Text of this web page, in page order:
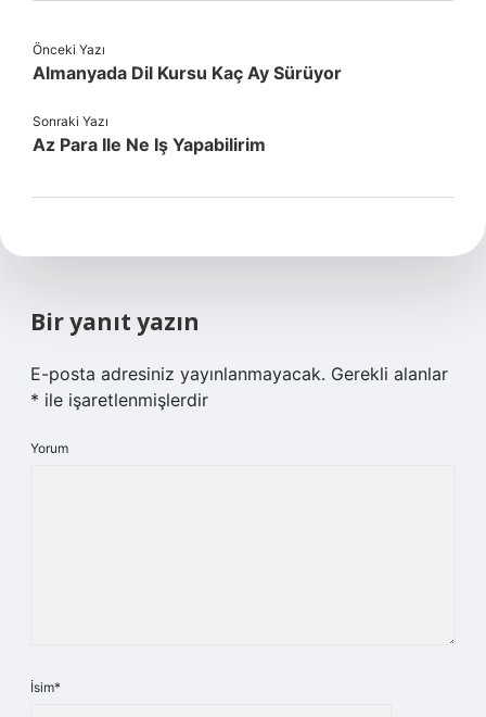
Önceki Yazı
Almanyada Dil Kursu Kaç Ay Sürüyor
Sonraki Yazı
Az Para Ile Ne Iş Yapabilirim
Bir yanıt yazın
E-posta adresiniz yayınlanmayacak. Gerekli alanlar
* ile işaretlenmişlerdir
Yorum
İsim*